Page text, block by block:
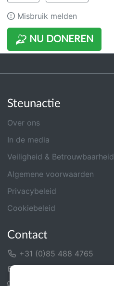
NU DONEREN
Misbruik melden
Steunactie
Over ons
In de media
Veiligheid & Betrouwbaarheid
Algemene voorwaarden
Privacybeleid
Cookiebeleid
Contact
+31 (0)85 488 4765